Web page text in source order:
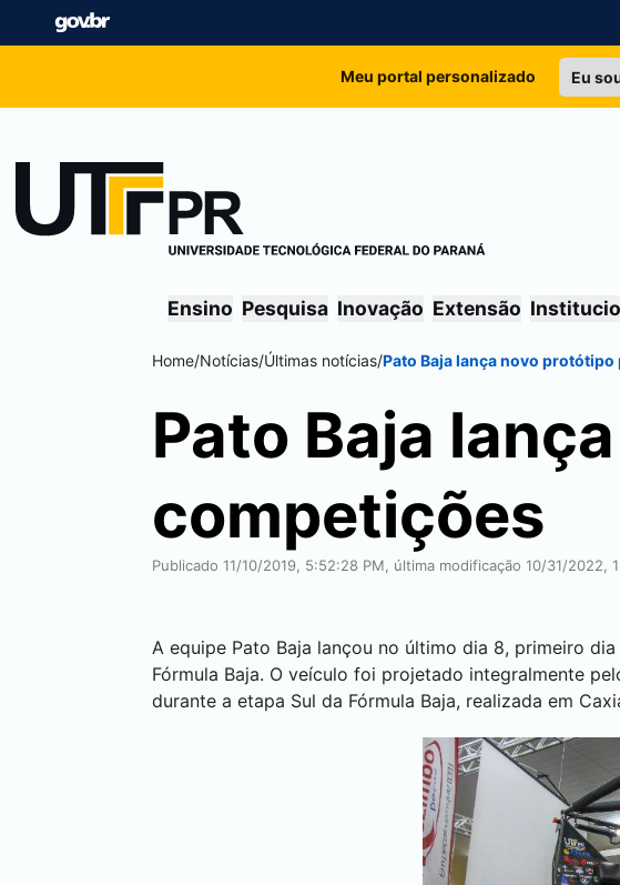
Meu portal personalizado
Ensino Pesquisa Inovação Extensão
Home/Notícias/Últimas notícias/Pato Baja lança novo
Pato Baja
competições
Publicado 11/10/2019, 5:52:28 PM, última modificação 10/31/2022,
A equipe Pato Baja lançou no último dia 8, primeiro
Fórmula Baja. O veículo foi projetado integralmente
durante a etapa Sul da Fórmula Baja, realizada em